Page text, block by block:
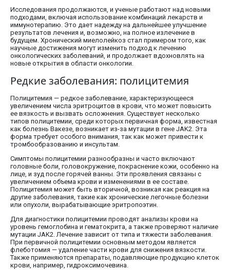
Исследования продолжаются, и ученые работают над новыми
подходами, включая использование комбинаций лекарств и
иммунотерапию. Это дает надежду на дальнейшее улучшение
результатов лечения и, возможно, на полное излечение в
будущем. Хронический миелолейкоз стал примером того, как
научные достижения могут изменить подход к лечению
онкологических заболеваний, и продолжает вдохновлять на
новые открытия в области онкологии.
Редкие заболевания: полицитемия
Полицитемия — редкое заболевание, характеризующееся
увеличением числа эритроцитов в крови, что может повысить
ее вязкость и вызвать осложнения. Существует несколько
типов полицитемии, среди которых первичная форма, известная
как болезнь Вакезе, возникает из-за мутации в гене JAK2. Эта
форма требует особого внимания, так как может привести к
тромбообразованию и инсультам.
Симптомы полицитемии разнообразны и часто включают
головные боли, головокружение, покраснение кожи, особенно на
лице, и зуд после горячей ванны. Эти проявления связаны с
увеличением объема крови и изменениями в ее составе.
Полицитемия может быть вторичной, возникая как реакция на
другие заболевания, такие как хронические легочные болезни
или опухоли, вырабатывающие эритропоэтин.
Для диагностики полицитемии проводят анализы крови на
уровень гемоглобина и гематокрита, а также проверяют наличие
мутации JAK2. Лечение зависит от типа и тяжести заболевания.
При первичной полицитемии основным методом является
флеботомия — удаление части крови для снижения вязкости.
Также применяются препараты, подавляющие продукцию клеток
крови, например, гидроксимочевина.